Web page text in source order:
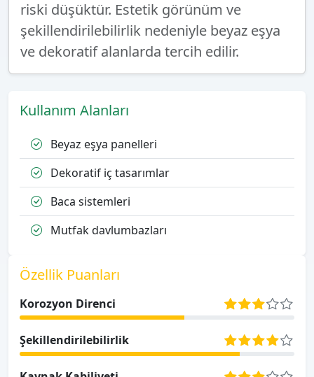
riski düşüktür. Estetik görünüm ve
şekillendirilebilirlik nedeniyle beyaz eşya
ve dekoratif alanlarda tercih edilir.
Kullanım Alanları
Beyaz eşya panelleri
Dekoratif iç tasarımlar
Baca sistemleri
Mutfak davlumbazları
Özellik Puanları
Korozyon Direnci
Şekillendirilebilirlik